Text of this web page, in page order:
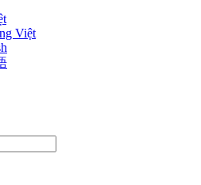
Việt